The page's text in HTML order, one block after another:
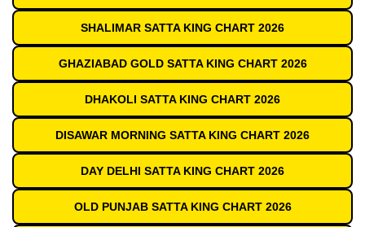
SHALIMAR SATTA KING CHART 2026
GHAZIABAD GOLD SATTA KING CHART 2026
DHAKOLI SATTA KING CHART 2026
DISAWAR MORNING SATTA KING CHART 2026
DAY DELHI SATTA KING CHART 2026
OLD PUNJAB SATTA KING CHART 2026